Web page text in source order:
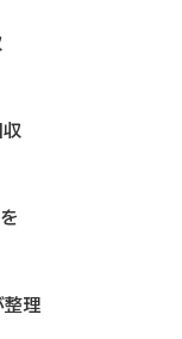
収
整理